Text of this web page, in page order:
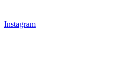
Instagram